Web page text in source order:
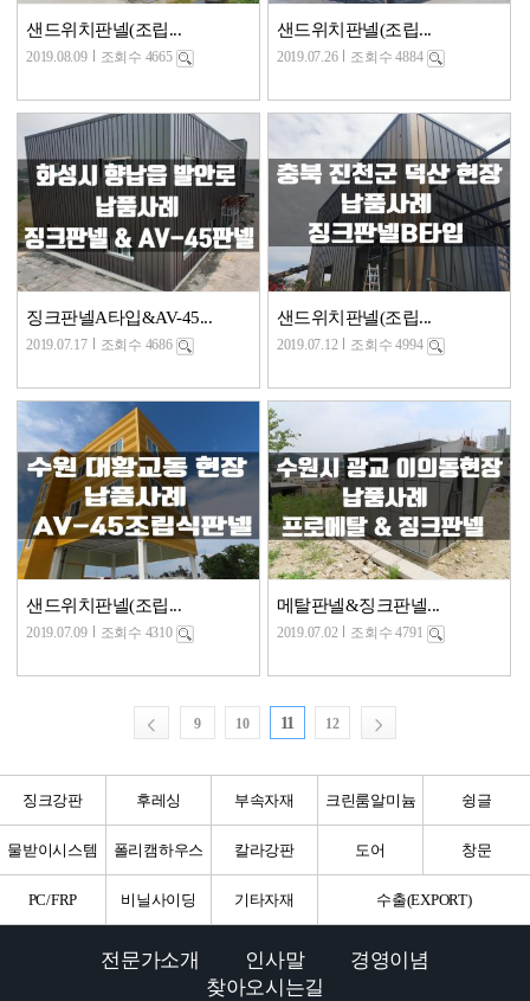
샌드위치판넬(조립...
2019.08.09 조회수 4665
샌드위치판넬(조립...
2019.07.26 조회수 4884
징크판넬A타입&AV-45...
2019.07.17 조회수 4686
샌드위치판넬(조립...
2019.07.12 조회수 4994
샌드위치판넬(조립...
2019.07.09 조회수 4310
메탈판넬&징크판넬...
2019.07.02 조회수 4791
9 10 11 12
징크강판 후레싱 부속자재 크린룸알미늄 슁글
물받이시스템 폴리캠하우스 칼라강판 도어 창문
PC/FRP 비닐사이딩 기타자재 수출(EXPORT)
전문가소개 인사말
경영이념
찾아오시는길